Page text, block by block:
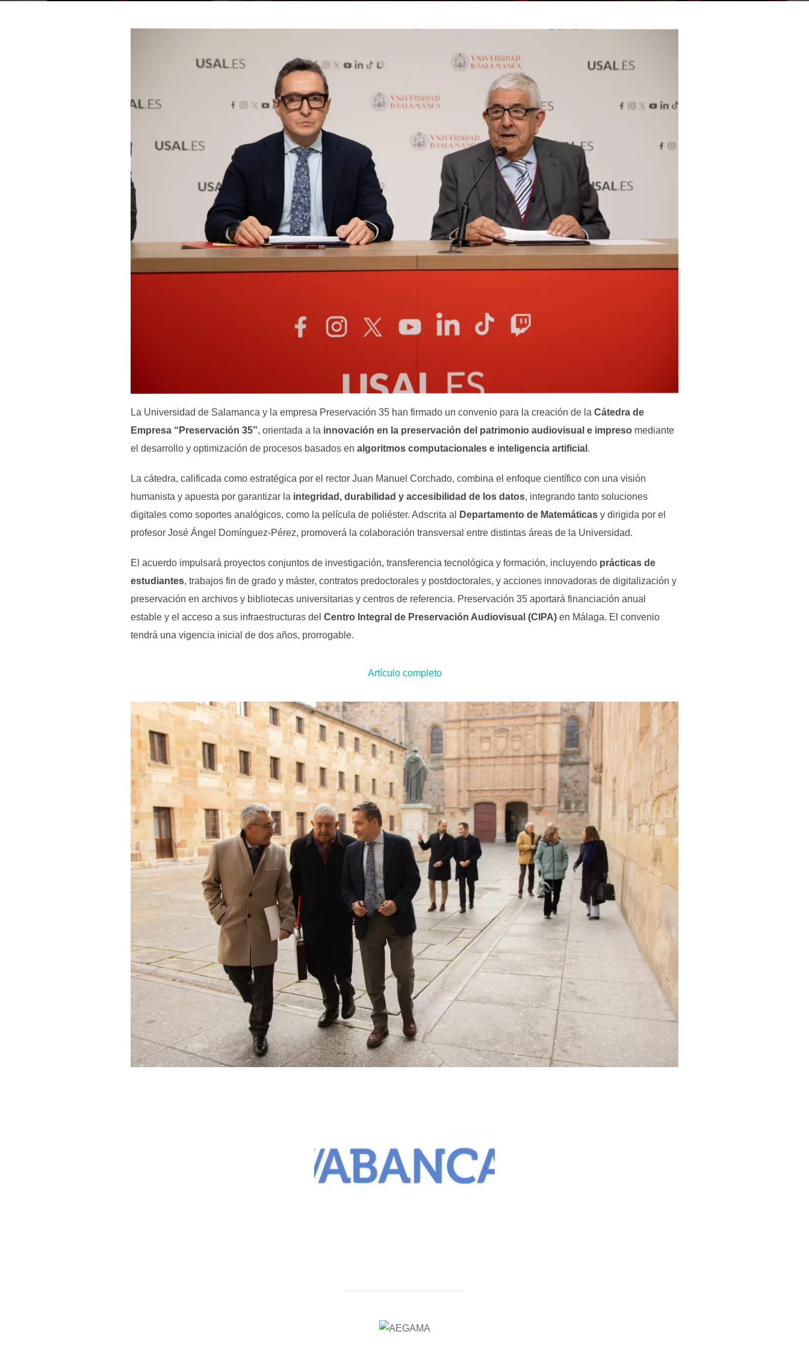
La Universidad de Salamanca y la empresa Preservación 35 han firmado un convenio para la creación de la Cátedra de
Empresa “Preservación 35”, orientada a la innovación en la preservación del patrimonio audiovisual e impreso mediante
el desarrollo y optimización de procesos basados en algoritmos computacionales e inteligencia artificial .
La cátedra, calificada como estratégica por el rector Juan Manuel Corchado, combina el enfoque científico con una visión
humanista y apuesta por garantizar la integridad, durabilidad y accesibilidad de los datos, integrando tanto soluciones
digitales como soportes analógicos, como la película de poliéster. Adscrita al
Departamento de Matemáticas y dirigida por el
profesor José Ángel Domínguez-Pérez, promoverá la colaboración transversal entre distintas áreas de la Universidad.
El acuerdo impulsará proyectos conjuntos de investigación, transferencia tecnológica y formación, incluyendo prácticas de
estudiantes, trabajos fin de grado y máster, contratos predoctorales y postdoctorales, y acciones innovadoras de digitalización y
preservación en archivos y bibliotecas universitarias y centros de referencia. Preservación 35 aportará financiación anual
estable y el acceso a sus infraestructuras del Centro Integral de Preservación Audiovisual (CIPA) en Málaga. El convenio
tendrá una vigencia inicial de dos años, prorrogable.
Artículo completo
AUTOR DE LA PUBLICACIÓN